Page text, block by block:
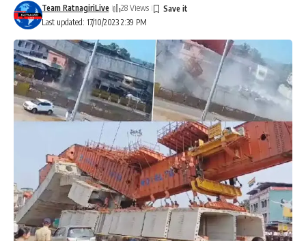
Last updated: 17/10/2023 2:39 PM
Team RatnagiriLive 28 Views